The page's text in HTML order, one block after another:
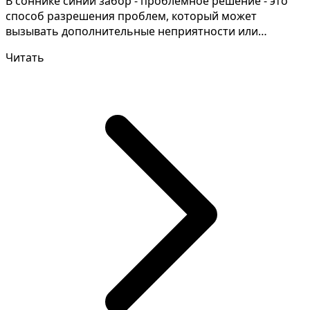
способ разрешения проблем, который может
вызывать дополнительные неприятности или
Читать